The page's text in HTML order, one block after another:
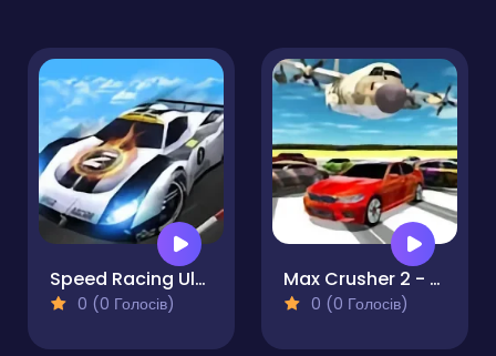
Speed Racing Ultimate 2
0 (0 Голосів)
Max Crusher 2 - Destruction Drift and Racing!
0 (0 Голосів)